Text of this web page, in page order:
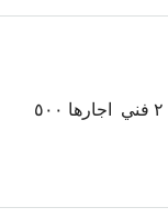
اجارها ٥٠٠